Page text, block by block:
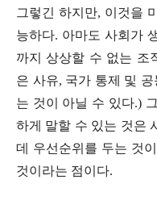
그렇긴 하지만, 이것을
능하다. 아마도 사회가
까지 상상할 수 없는 조
은 사유, 국가 통제 및 공
는 것이 아닐 수 있다.)
하게 말할 수 있는 것은
데 우선순위를 두는 것
것이라는 점이다.